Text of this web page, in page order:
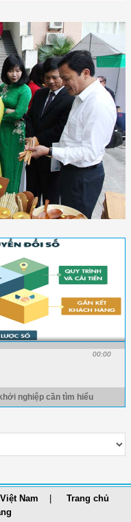
00:00
nghiệp cần tìm hiểu
Nam
Trang chủ